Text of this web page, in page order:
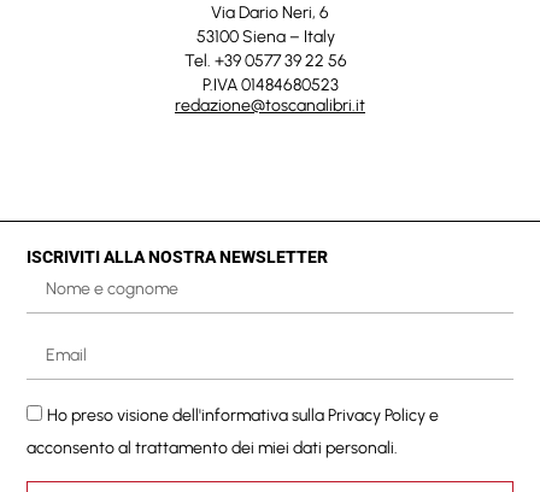
Via Dario Neri, 6
53100 Siena – Italy
Tel. +39 0577 39 22 56
P.IVA 01484680523
redazione@toscanalibri.it
ISCRIVITI ALLA NOSTRA NEWSLETTER
Ho preso visione dell'informativa sullaPrivacy Policye
acconsento al trattamento dei miei dati personali.